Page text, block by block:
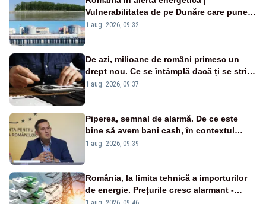
Vulnerabilitatea de pe Dunăre care pune
în pericol Centrala Cernavodă era
1 aug. 2026, 09:32
De azi, milioane de români primesc un
drept nou. Ce se întâmplă dacă ți se strică
un produs
1 aug. 2026, 09:37
Piperea, semnal de alarmă. De ce este
bine să avem bani cash, în contextul
alertei energetice?
1 aug. 2026, 09:39
România, la limita tehnică a importurilor
de energie. Prețurile cresc alarmant -
Analiză Realitatea Plus